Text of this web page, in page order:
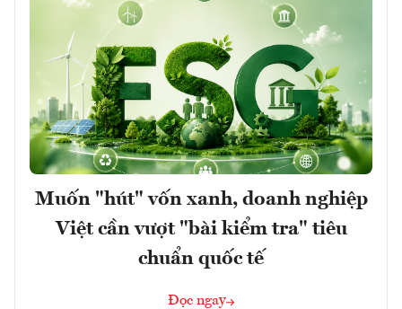
Muốn "hút" vốn xanh, doanh nghiệp
Việt cần vượt "bài kiểm tra" tiêu
chuẩn quốc tế
Đọc ngay